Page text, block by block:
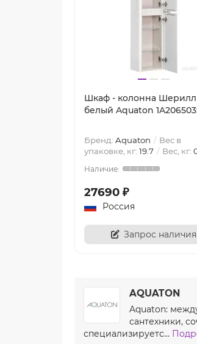
Шкаф - колонна Шерилл
белый Aquaton
Бренд: Aquaton
Вес в
упаковке, кг: 19.7 Вес, кг:
27690 ₽
Россия
Запрос наличия
AQUATON
Aquaton:
сантехники,
специализируетс...